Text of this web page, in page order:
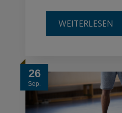
WEITERLESEN
26
Sep.